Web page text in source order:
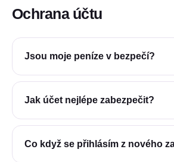
Ochrana účtu
Jsou moje peníze v bezpečí?
Jak účet nejlépe zabezpečit?
Co když se přihlásím z nového